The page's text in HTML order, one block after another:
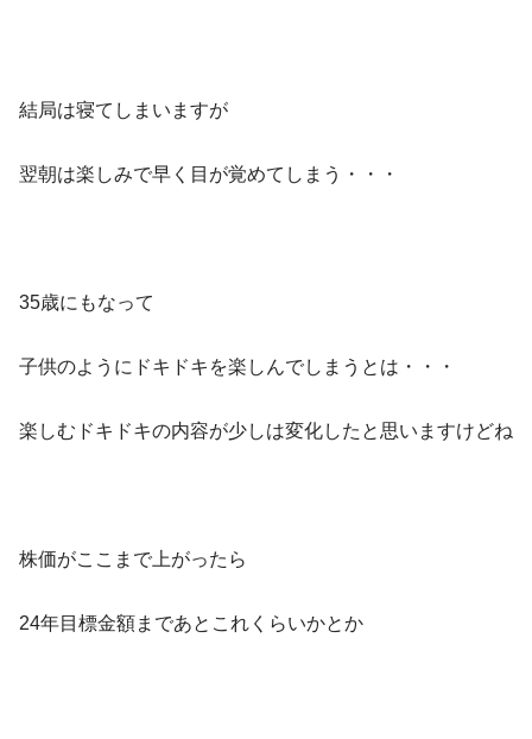
結局は寝てしまいますが
翌朝は楽しみで早く目が覚めてしまう・・・
35歳にもなって
子供のようにドキドキを楽しんでしまうとは・・・
楽しむドキドキの内容が少しは変化したと思いますけどね
株価がここまで上がったら
24年目標金額まであとこれくらいかとか